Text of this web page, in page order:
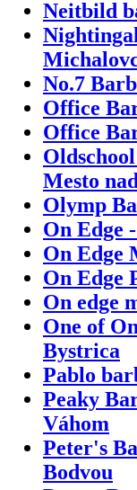
Neitbild
No.7
Office
Office
Mesto
Olymp
On Edge
On Edge
On Edge
On edge
One of
Bystrica
Pablo
Peaky
Váhom
Peter's
Bodvou